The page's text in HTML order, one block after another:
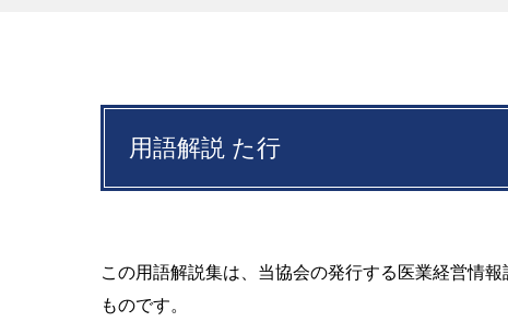
用語解説 た行
この用語解説集は、当協会の発行する医業経営情
ものです。